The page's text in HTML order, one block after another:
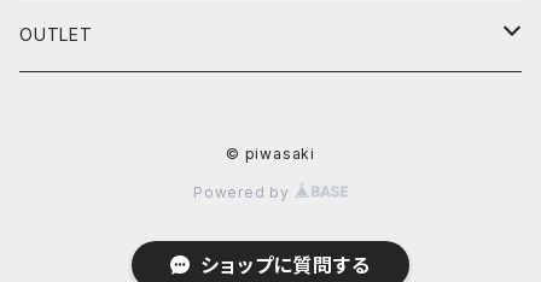
外装パーツ
KAWASAKI
OUTLET
© piwasaki
Powered by
ショップに質問する